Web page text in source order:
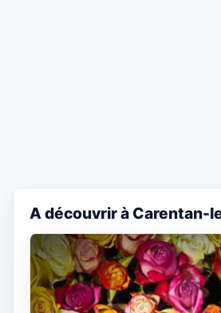
A découvrir à Carentan-